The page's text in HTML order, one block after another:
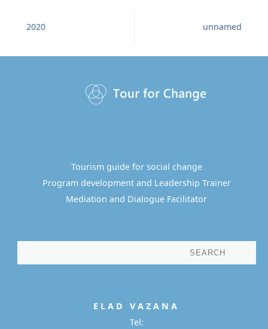
unnamed
2020
Tourism guide for social change
Program development and Leadership Trainer
Mediation and Dialogue Facilitator
E L A DV A Z A N A
Tel: